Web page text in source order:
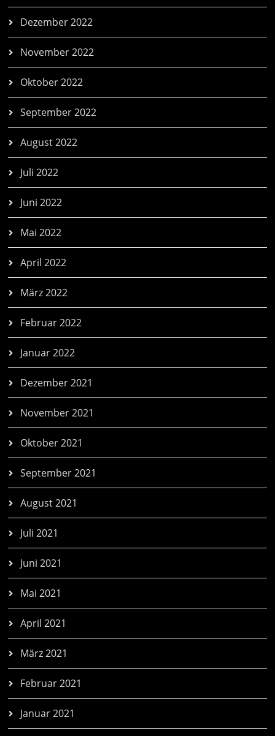
Dezember 2022
November 2022
Oktober 2022
September 2022
August 2022
Juli 2022
Juni 2022
Mai 2022
April 2022
März 2022
Februar 2022
Januar 2022
Dezember 2021
November 2021
Oktober 2021
September 2021
August 2021
Juli 2021
Juni 2021
Mai 2021
April 2021
März 2021
Februar 2021
Januar 2021